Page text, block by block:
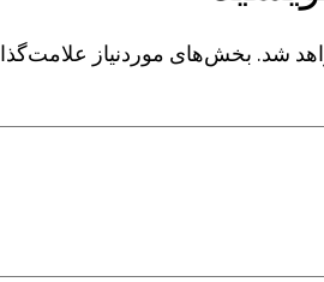
شد. بخش‌های موردنیاز